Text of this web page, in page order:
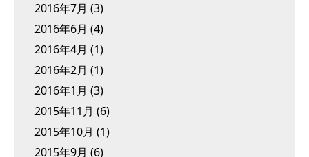
2016年7月 (3)
2016年6月 (4)
2016年4月 (1)
2016年2月 (1)
2016年1月 (3)
2015年11月 (6)
2015年10月 (1)
2015年9月 (6)